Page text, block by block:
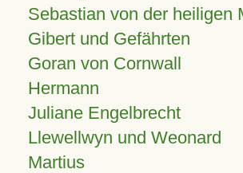
Sebastian von der heiligen
Gibert und Gefährten
Goran von Cornwall
Hermann
Juliane Engelbrecht
Llewellwyn und Weonard
Martius